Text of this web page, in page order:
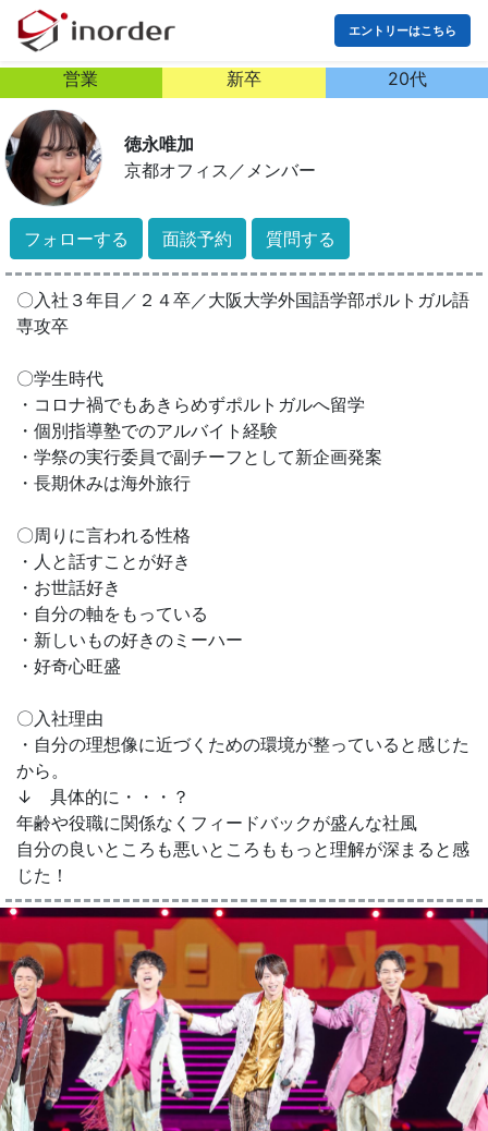
エントリーはこちら
営業 新卒 20代
徳永唯加
京都オフィス ／ メンバー
フォローする 面談予約 質問する
〇入社３年目／２４卒／大阪大学外国語学部ポルトガル語
専攻卒
〇学生時代
・コロナ禍でもあきらめずポルトガルへ留学
・個別指導塾でのアルバイト経験
・学祭の実行委員で副チーフとして新企画発案
・長期休みは海外旅行
〇周りに言われる性格
・人と話すことが好き
・お世話好き
・自分の軸をもっている
・新しいもの好きのミーハー
・好奇心旺盛
〇入社理由
・自分の理想像に近づくための環境が整っていると感じた
から。
↓ 具体的に・・・？
年齢や役職に関係なくフィードバックが盛んな社風
自分の良いところも悪いところももっと理解が深まると感
じた！